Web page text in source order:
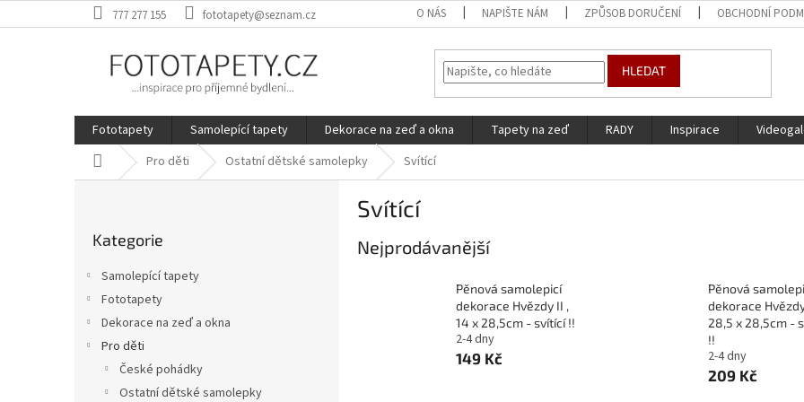
na
777 277 155 fototapety@seznam.cz O NÁS NAPIŠTE NÁM ZPŮSOB DORUČENÍ OBCHODNÍ
HLEDAT
Fototapety Samolepící tapety Dekorace na zeď a okna Tapety na zeď RADY Inspirace
Domů Pro děti Ostatní dětské samolepky Svítící
kategorie
Kategorie
Samolepící tapety
Fototapety
Dekorace na zeď a okna
Pro děti
České pohádky
Ostatní dětské samolepky
Svítící
Nejprodávanější
Pěnová samolepicí
dekorace Hvězdy II ,
14 x 28,5cm - svítící !!
2-4 dny
149 Kč
Pěnová
dekorace
28,5 x 28,5cm -
!!
2-4 dny
209 Kč